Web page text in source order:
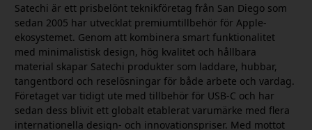
Satechi är ett prisbelönt teknikföretag från San Diego som
sedan 2005 har utvecklat premiumtillbehör för Apple-
ekosystemet. Genom att kombinera smart funktionalitet
med minimalistisk design, hög kvalitet och hållbara
material skapar Satechi produkter som laddare, hubbar,
tangentbord och reselösningar för både arbete och vardag.
Företaget var tidigt ute med tillbehör för USB-C och har
sedan dess blivit ett globalt etablerat varumärke med flera
internationella design- och innovationspriser. Med mottot